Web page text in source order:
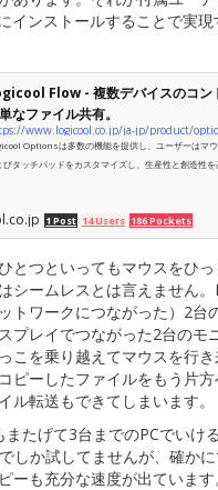
インストールすることで実
Flow - 複数デバイスのコン
なファイル共有。
Optionsは多数の機能を提供し、ユーザーはマ
びタッチパッドをカスタマイズし、生産性と創造性
1 Post 14 Users 186 Pockets
とつといってもマウスをひ
シームレスとは言えません
トワークにつながった）2台
プレイでつながった2台のモ
こを乗り越えてマウスを行き
ピーしたファイルをもう片方
ル転送もできてしまいます。
たげて3台までのPCでいけ
しか試してませんが、確か
ーも充分な速度が出ています